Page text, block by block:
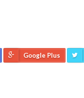
Google Plus